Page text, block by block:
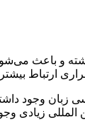
و باعث
ارتباط
وجود
زیادی